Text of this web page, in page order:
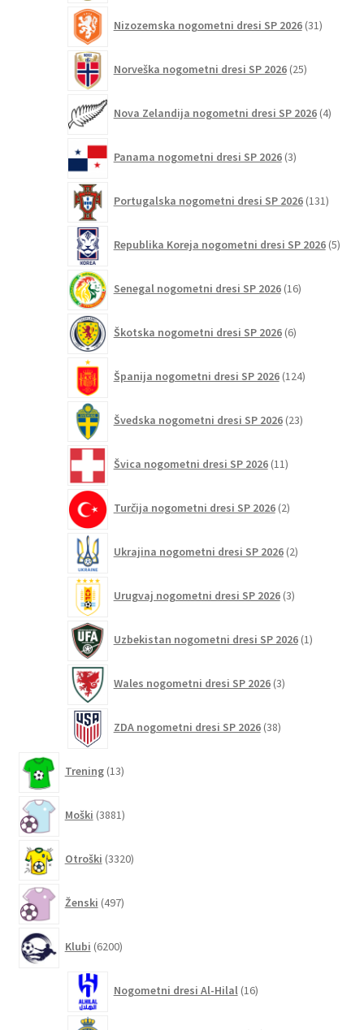
Nizozemska nogometni dresi SP 2026 31izdelkov
Norveška nogometni dresi SP 2026 25izdelkov
Nova Zelandija nogometni dresi SP 2026 4izdelki
Panama nogometni dresi SP 2026 3izdelki
Portugalska nogometni dresi SP 2026 131
Republika Koreja nogometni dresi SP 2026 5
Senegal nogometni dresi SP 2026 16izdelkov
Škotska nogometni dresi SP 2026 6izdelkov
Španija nogometni dresi SP 2026 124izdelkov
Švedska nogometni dresi SP 2026 23izdelkov
Švica nogometni dresi SP 2026 11izdelkov
Turčija nogometni dresi SP 2026 2izdelka
Ukrajina nogometni dresi SP 2026 2izdelka
Urugvaj nogometni dresi SP 2026 3izdelki
Uzbekistan nogometni dresi SP 2026 1izdelek
Wales nogometni dresi SP 2026 3izdelki
ZDA nogometni dresi SP 2026 38izdelkov
Trening 13izdelkov
Moški 3881izdelkov
Otroški 3320izdelkov
Ženski 497izdelkov
Klubi 6200izdelkov
Nogometni dresi Al-Hilal 16izdelkov